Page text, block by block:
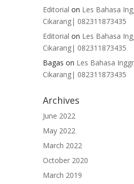
Editorial on Les Bahasa
Cikarang| 082311873435
Editorial on Les Bahasa
Cikarang| 082311873435
Bagas on Les Bahasa
Cikarang| 082311873435
Archives
June 2022
May 2022
March 2022
October 2020
March 2019